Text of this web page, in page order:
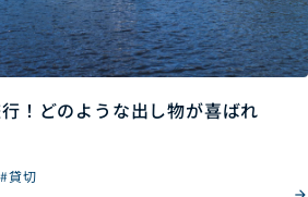
！どのような出し物が喜ばれ
#貸切